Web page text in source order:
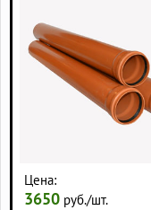
Цена:
3650 руб./шт.